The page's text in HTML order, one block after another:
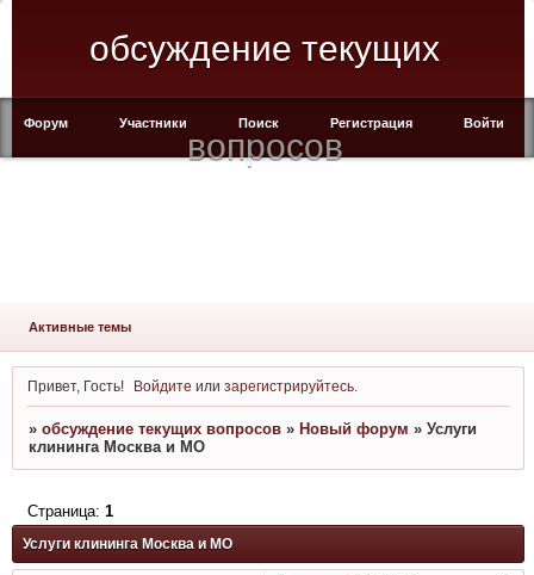
обсуждение текущих
вопросов
Форум Участники Поиск Регистрация Войти
Активные темы
Привет, Гость! Войдите илизарегистрируйтесь
» обсуждение текущих вопросов » Новый форум » Услуги
клининга Москва и МО
Услуги клининга Москва и МО
Страница: 1